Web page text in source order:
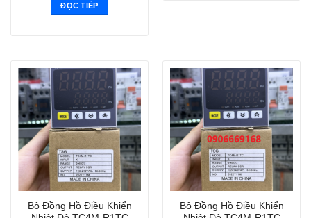
ĐỌC TIẾP
Bộ Đồng Hồ Điều Khiển
Bộ Đồng Hồ Điều Khiển